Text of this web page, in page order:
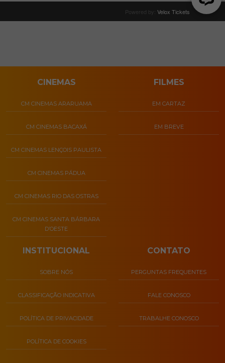
CINEMAS
CM CINEMAS ARARUAMA
CM CINEMAS BACAXÁ
CM CINEMAS LENÇOIS PAULISTA
CM CINEMAS PÁDUA
CM CINEMAS RIO DAS OSTRAS
CM CINEMAS SANTA BÁRBARA
D’OESTE
FILMES
EM CARTAZ
EM BREVE
INSTITUCIONAL
SOBRE NÓS
CLASSIFICAÇÃO INDICATIVA
POLÍTICA DE PRIVACIDADE
POLÍTICA DE COOKIES
CONTATO
PERGUNTAS FREQUENTES
FALE CONOSCO
TRABALHE CONOSCO